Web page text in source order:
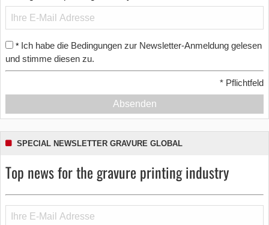
* Ich habe die Bedingungen zur Newsletter-Anmeldung gelesen
und stimme diesen zu.
* Pflichtfeld
Absenden
SPECIAL NEWSLETTER GRAVURE GLOBAL
Top news for the gravure printing industry